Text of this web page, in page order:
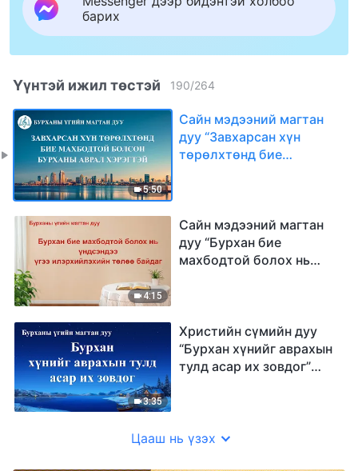
барих
Үүнтэй ижил төстэй 190/264
5:50
Сайн мэдээний магтан
дуу “Завхарсан хүн
төрөлхтөнд бие
4:15
Сайн мэдээний магтан
дуу “Бурхан бие
махбодтой болох нь
3:35
Христийн сүмийн дуу
“Бурхан хүнийг аврахын
тулд асар их зовдог”
Цааш нь үзэх